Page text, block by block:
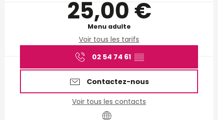
25,00 €
Menu adulte
Voir tous les tarifs
02 54 74 61 ▒▒
Contactez-nous
Voir tous les contacts